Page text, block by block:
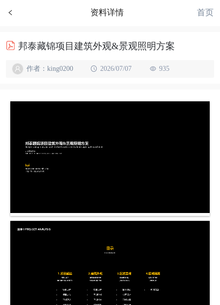
资料详情 首页
邦泰藏锦项目建筑外观&景观照明方案
作者：king0200 2026/07/07 935